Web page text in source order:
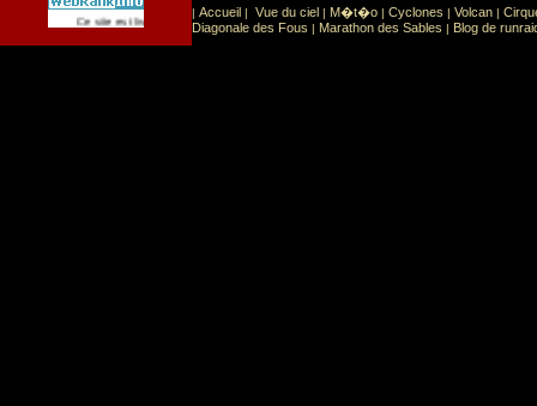
Ce site est list� dans la cat�gorie Sport: Sports extr�mes
| Accueil | Vue du ciel | M�t�o | Cyclones | Volcan |
Diagonale des Fous | Marathon des Sables | Blog de